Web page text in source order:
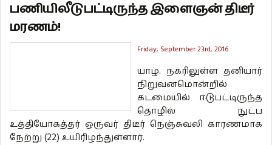
பணியிலீடுபட்டிருந்த இளைஞன் திடீர்
மரணம்!
Friday, September 23rd, 2016
யாழ். நகரிலுள்ள தனியார்
நிறுவனமொன்றில்
கடமையில் ஈடுபட்டிருந்த
தொழில் நுட்ப
உத்தியோகத்தர் ஒருவர் திடீர் நெஞ்சுவலி காரணமாக
நேற்று (22) உயிரிழந்துள்ளார்.